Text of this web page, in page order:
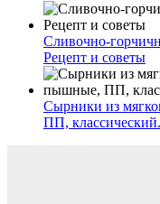
Сливочно-
Рецепт и советы
Сырники из
ПП,